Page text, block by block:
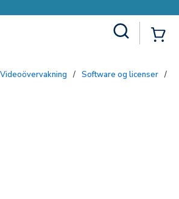
Videoövervakning / Software og licenser /